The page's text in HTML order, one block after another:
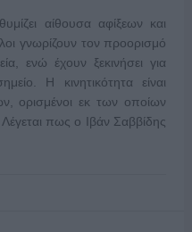
αίθουσα αφίξεων και
γνωρίζουν τον προορισμό
ενώ έχουν ξεκινήσει για
Η κινητικότητα είναι
ορισμένοι εκ των οποίων
πως ο Ιβάν Σαββίδης